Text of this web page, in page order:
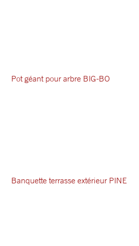
Pot géant pour arbre BIG-BO
Banquette terrasse extérieur PINE